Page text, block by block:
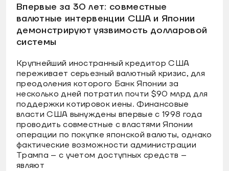
Впервые за 30 лет: совместные
валютные интервенции США и Японии
демонстрируют уязвимость долларовой
системы
Крупнейший иностранный кредитор США
переживает серьезный валютный кризис, для
преодоления которого Банк Японии за
несколько дней потратил почти $90 млрд для
поддержки котировок иены. Финансовые
власти США вынуждены впервые с 1998 года
проводить совместные с властями Японии
операции по покупке японской валюты, однако
фактические возможности администрации
Трампа – с учетом доступных средств –
являют